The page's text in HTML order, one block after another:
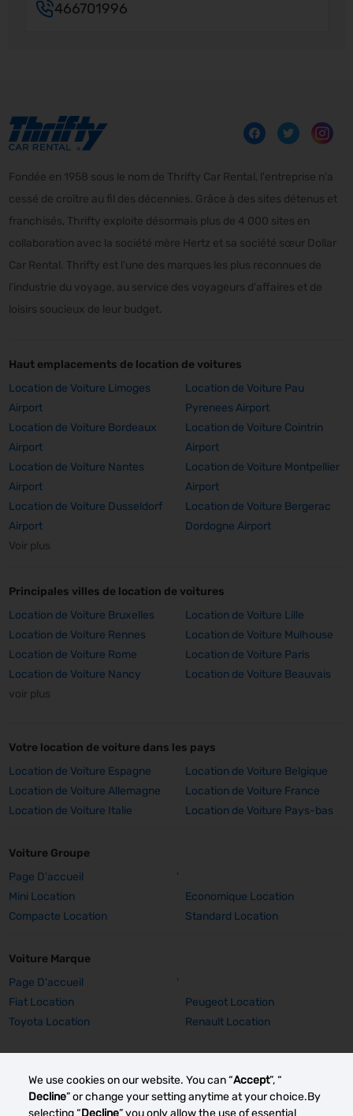
We use cookies on our website. You can “Accept”, “
Decline” or change your setting anytime at your choice.By
466701996
Fondée en 1958 sous le nom de Thrifty Car Rental, l'entreprise n'a
cessé de croître au fil des décennies. Grâce à des sites détenus et
franchisés, Thrifty exploite désormais plus de 4 000 sites en
collaboration avec la société mère Hertz et sa société sœur Dollar
Car Rental. Thrifty est l'une des marques les plus reconnues de
l'industrie du voyage, au service des voyageurs d'affaires et de
loisirs soucieux de leur budget.
Haut emplacements de location de voitures
Location de Voiture Limoges
Airport
Location de Voiture Pau
Pyrenees Airport
Location de Voiture Bordeaux
Airport
Location de Voiture Cointrin
Airport
Location de Voiture Nantes
Airport
Location de Voiture Montpellier
Airport
Location de Voiture Dusseldorf
Airport
Location de Voiture Bergerac
Dordogne Airport
Voir plus
Principales villes de location de voitures
Location de Voiture Bruxelles
Location de Voiture Lille
Location de Voiture Rennes
Location de Voiture Mulhouse
Location de Voiture Rome
Location de Voiture Paris
Location de Voiture Nancy
Location de Voiture Beauvais
voir plus
Votre location de voiture dans les pays
Location de Voiture Espagne
Location de Voiture Belgique
Location de Voiture Allemagne
Location de Voiture France
Location de Voiture Italie
Location de Voiture Pays-bas
Voiture Groupe
Page D'accueil
'
Mini Location
Economique Location
Compacte Location
Standard Location
Voiture Marque
Page D'accueil
'
Fiat Location
Peugeot Location
Toyota Location
Renault Location
Fiat 500 Location
Peugeot 308 SW Location
Peugeot E-2008 Location
Peugeot 2008 Location